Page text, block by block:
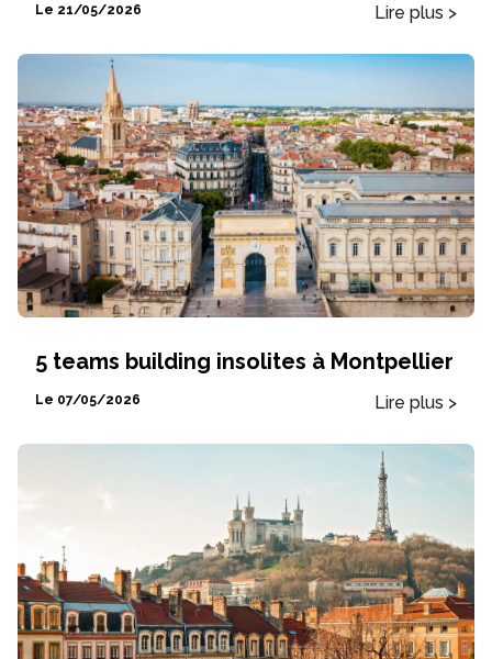
Le 21/05/2026 Lire plus >
5 teams building insolites à Montpellier
Le 07/05/2026 Lire plus >